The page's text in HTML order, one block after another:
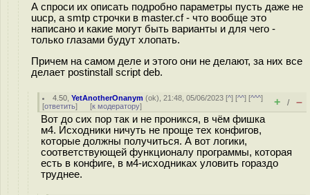
А спроси их описать подробно параметры пусть даже не
uucp, а smtp строчки в master.cf - что вообще это
написано и какие могут быть варианты и для чего -
только глазами будут хлопать.
Причем на самом деле и этого они не делают, за них все
делает postinstall script deb.
4.50 ,YetAnotherOnanym (ok), 21:48, 05/06/2023 [^] [^^] [^^^]
[ответить] [к модератору] + / –
Вот до сих пор так и не проникся, в чём фишка
м4. Исходники ничуть не проще тех конфигов,
которые должны получиться. А вот логики,
соответствующей функционалу программы, которая
есть в конфиге, в м4-исходниках уловить гораздо
труднее.